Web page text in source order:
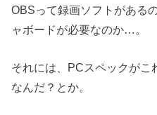
OBSって録画ソフトがある
ャボードが必要なのか…。
それには、PCスペックが
なんだ？とか。